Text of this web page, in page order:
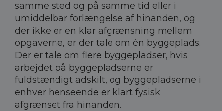
samme sted og på samme tid eller i
umiddelbar forlængelse af hinanden, og
der ikke er en klar afgrænsning mellem
opgaverne, er der tale om én byggeplads.
Der er tale om flere byggepladser, hvis
arbejdet på byggepladserne er
fuldstændigt adskilt, og byggepladserne i
enhver henseende er klart fysisk
afgrænset fra hinanden.